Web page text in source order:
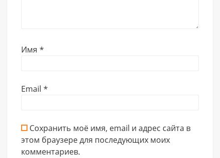
Имя *
Email *
Сохранить моё имя, email и адрес сайта в
этом браузере для последующих моих
комментариев.